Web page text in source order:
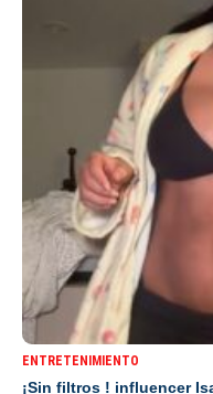
ENTRETENIMIENTO
¡Sin filtros ! influencer